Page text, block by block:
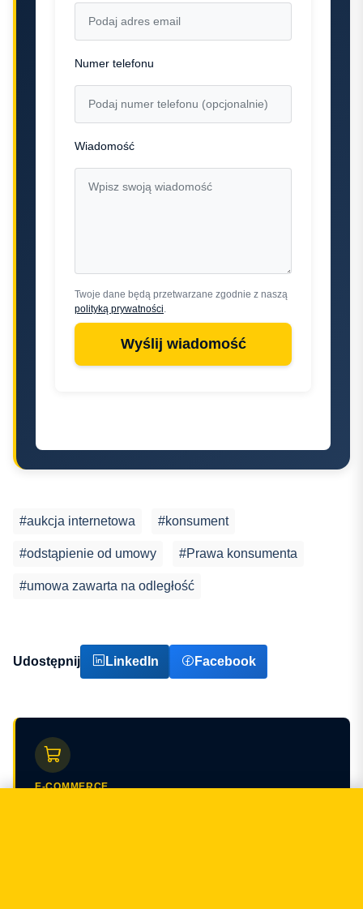
Numer telefonu
Wiadomość
Twoje dane będą przetwarzane zgodnie z naszą
polityką prywatności.
Wyślij wiadomość
#aukcja internetowa #konsument
#odstąpienie od umowy #Prawa konsumenta
#umowa zawarta na odległość
Udostępnij LinkedIn Facebook
E-COMMERCE